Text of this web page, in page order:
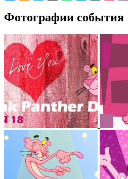
Фотографии события